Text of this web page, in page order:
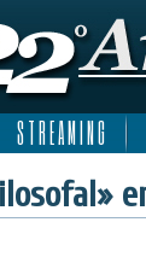
S T R E A M I N G